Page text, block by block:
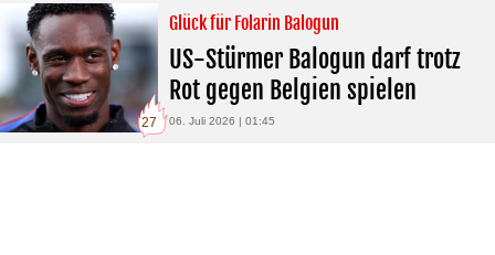
Glück für Folarin Balogun
US-Stürmer Balogun darf trotz
Rot gegen Belgien spielen
06. Juli 2026 | 01:45
27